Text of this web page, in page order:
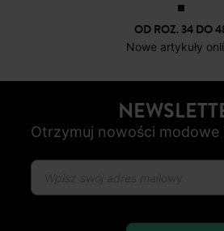
OD ROZ. 34 DO
Nowe artykuły
Otrzymuj nowości